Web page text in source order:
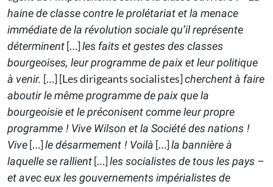
haine de classe contre le prolétariat et la menace
immédiate de la révolution sociale qu’il représente
déterminent[…]les faits et gestes des classes
bourgeoises, leur programme de paix et leur politique
à venir. […] [Les dirigeants socialistes]cherchent à faire
aboutir le même programme de paix que la
bourgeoisie et le préconisent comme leur propre
programme ! Vive Wilson et la Société des nations !
Vive[…]le désarmement ! Voilà […]la bannière à
laquelle se rallient[…]les socialistes de tous les pays –
et avec eux les gouvernements impérialistes de